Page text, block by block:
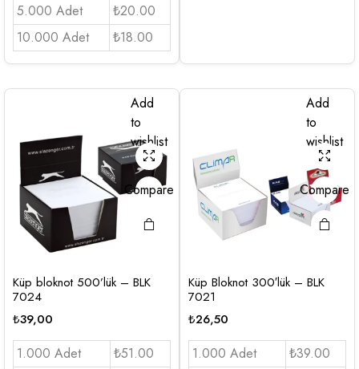
5.000 Adet
₺20.00
10.000 Adet
₺18.00
Add
to
wishlist
Compare
Küp bloknot 500’lük – BLK
7024
₺39,00
1.000 Adet
₺51.00
Add
to
wishlist
Compare
Küp Bloknot 300′lük – BLK
7021
₺26,50
1.000 Adet
₺39.00